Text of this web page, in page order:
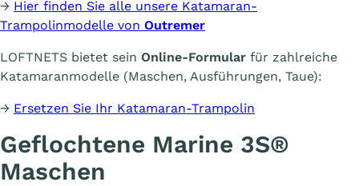
→ Hier finden Sie alle unsere Katamaran-
Trampolinmodelle von Outremer
LOFTNETS bietet sein Online-Formular für zahlreiche
Katamaranmodelle (Maschen, Ausführungen, Taue):
→ Ersetzen Sie Ihr Katamaran-Trampolin
Geflochtene Marine 3S®
Maschen